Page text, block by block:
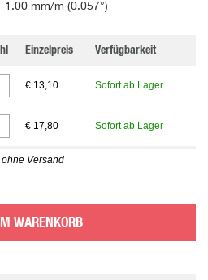
1.00 mm/m (0.057°)
Einzelpreis Verfügbarkeit
€ 13,10 Sofort ab Lager
€ 17,80 Sofort ab Lager
Versand
WARENKORB